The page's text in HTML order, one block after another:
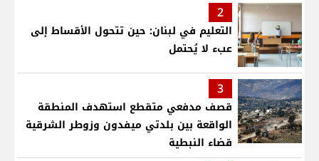
2
التعليم في لبنان: حين تتحول الأقساط إلى
عبء لا يُحتمل
3
قصف مدفعي متقطع استهدف المنطقة
الواقعة بين بلدتي ميفدون وزوطر الشرقية
قضاء النبطية